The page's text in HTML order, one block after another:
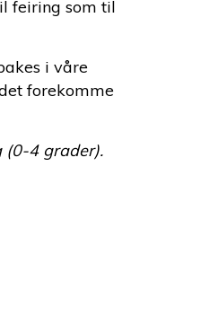
feiring som til
i våre
forekomme
(0-4 grader).